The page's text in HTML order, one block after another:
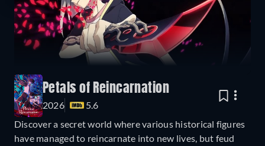
Petals of Reincarnation
2026
5.6
Discover a secret world where various historical figures
have managed to reincarnate into new lives, but feud